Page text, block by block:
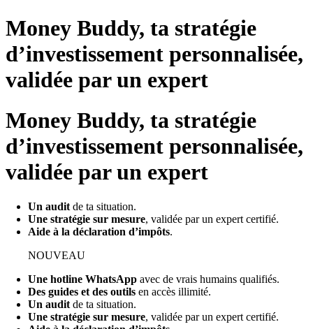
Money Buddy, ta stratégie
d’investissement personnalisée,
validée par un expert
Money Buddy, ta stratégie
d’investissement personnalisée,
validée par un expert
Un audit de ta situation.
Une stratégie sur mesure, validée par un expert certifié.
Aide à la déclaration d’impôts.
NOUVEAU
Une hotline WhatsApp avec de vrais humains qualifiés.
Des guides et des outils en accès illimité.
Un audit de ta situation.
Une stratégie sur mesure, validée par un expert certifié.